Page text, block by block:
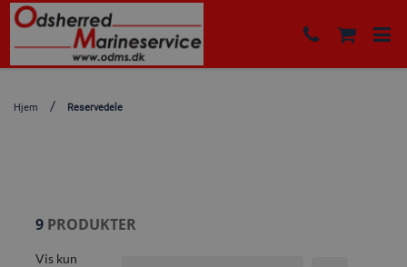
Hjem Reservedele
9PRODUKTER
Vis kun